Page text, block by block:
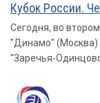
Кубок России.
Сегодня, во
"Динамо" (Москва)
"Заречья-